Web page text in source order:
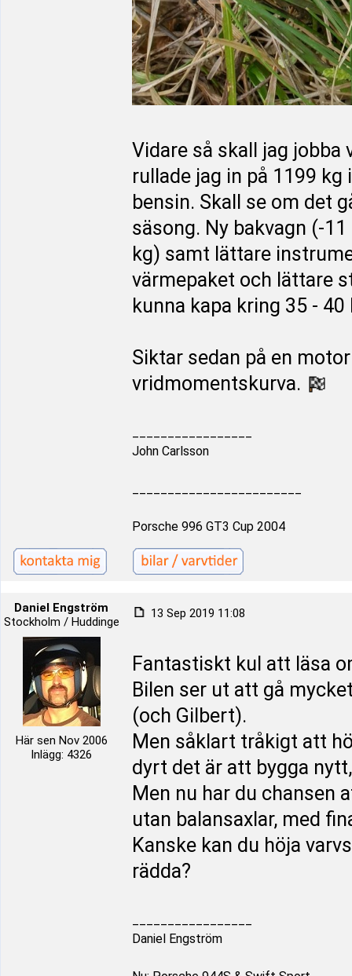
Vidare så skall jag
rullade jag in på 1199
bensin. Skall se om det
säsong. Ny bakvagn (-
kg) samt lättare
värmepaket och lättare
kunna kapa kring 35 - 40
Siktar sedan på en
vridmomentskurva.
John Carlsson
Porsche 996 GT3 Cup 2004
Daniel Engström
Stockholm / Huddinge
Här sen Nov 2006
Inlägg: 4326
13 Sep 2019 11:08
Fantastiskt kul att läsa
Bilen ser ut att gå
(och Gilbert).
Men såklart tråkigt att
dyrt det är att bygga
Men nu har du chansen
utan balansaxlar, med
Kanske kan du höja
rädda?
Daniel Engström